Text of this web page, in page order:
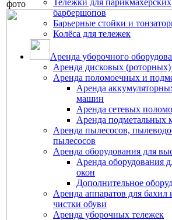
Тележки для
барбершопов
Барьерные стойки и
Колёса для тележек
Аренда уборочного
Аренда дисковых
Аренда поломоечных и
Аренда
машин
Аренда сетевых
Аренда подметальных
Аренда пылесосов,
пылесосов
Аренда оборудования для
Аренда оборудования
окон
Дополнительное
Аренда аппаратов для бахил
чистки обуви
Аренда уборочных тележек
фото